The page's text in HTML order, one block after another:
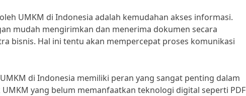
UMKM di Indonesia adalah kemudahan akses informasi.
mudah mengirimkan dan menerima dokumen secara
bisnis. Hal ini tentu akan mempercepat proses komunikasi
di Indonesia memiliki peran yang sangat penting dalam
yang belum memanfaatkan teknologi digital seperti PDF